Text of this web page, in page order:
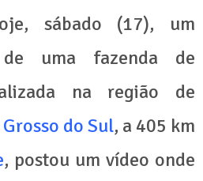
sábado (17), um
uma fazenda de
na região de
do Sul, a 405 km
, postou um vídeo onde